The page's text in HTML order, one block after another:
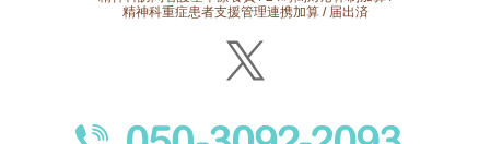
精神科重症患者支援管理連携加算 / 届出済